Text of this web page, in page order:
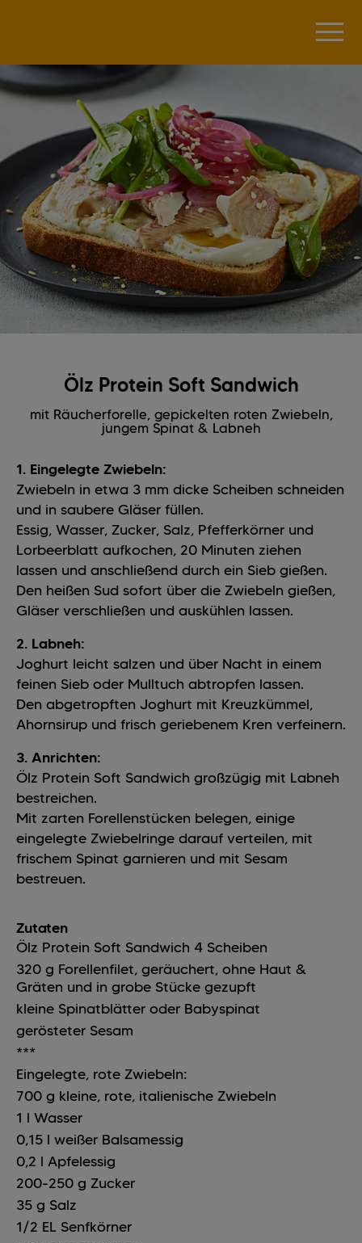
Ölz Protein Soft Sandwich
mit Räucherforelle, gepickelten roten Zwiebeln,
jungem Spinat & Labneh
1. Eingelegte Zwiebeln:
Zwiebeln in etwa 3 mm dicke Scheiben schneiden
und in saubere Gläser füllen.
Essig, Wasser, Zucker, Salz, Pfefferkörner und
Lorbeerblatt aufkochen, 20 Minuten ziehen
lassen und anschließend durch ein Sieb gießen.
Den heißen Sud sofort über die Zwiebeln gießen,
Gläser verschließen und auskühlen lassen.
2. Labneh:
Joghurt leicht salzen und über Nacht in einem
feinen Sieb oder Mulltuch abtropfen lassen.
Den abgetropften Joghurt mit Kreuzkümmel,
Ahornsirup und frisch geriebenem Kren verfeinern.
3. Anrichten:
Ölz Protein Soft Sandwich großzügig mit Labneh
bestreichen.
Mit zarten Forellenstücken belegen, einige
eingelegte Zwiebelringe darauf verteilen, mit
frischem Spinat garnieren und mit Sesam
bestreuen.
Zutaten
Ölz Protein Soft Sandwich 4 Scheiben
320 g Forellenfilet, geräuchert, ohne Haut &
Gräten und in grobe Stücke gezupft
kleine Spinatblätter oder Babyspinat
gerösteter Sesam
***
Eingelegte, rote Zwiebeln:
700 g kleine, rote, italienische Zwiebeln
1 l Wasser
0,15 l weißer Balsamessig
0,2 l Apfelessig
200-250 g Zucker
35 g Salz
1/2 EL Senfkörner